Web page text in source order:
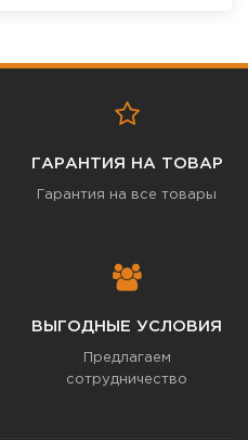
ГАРАНТИЯ НА ТОВАР
Гарантия на все товары
ВЫГОДНЫЕ УСЛОВИЯ
Предлагаем
сотрудничество